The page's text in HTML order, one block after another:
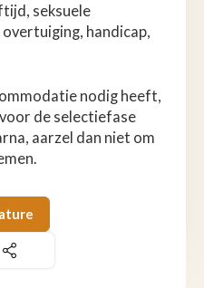
seksuele
handicap,
nodig heeft,
de selectiefase
aarzel dan niet om